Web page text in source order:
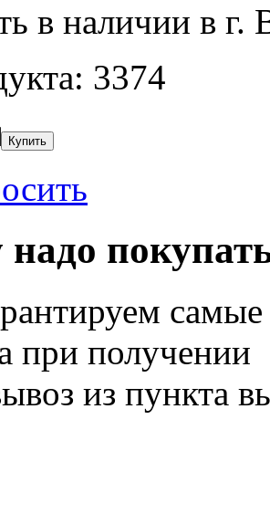
в наличии в г.
3374
при получении
из пункта